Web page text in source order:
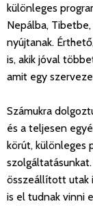
különleges
Nepálba,
nyújtanak.
is, akik jóval
amit egy
Számukra
és a teljesen
körút, különleges
összeállított utak
is el tudnak vinni